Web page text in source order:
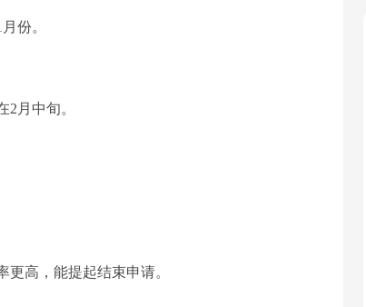
份。
月中旬。
高，能提起结束申请。